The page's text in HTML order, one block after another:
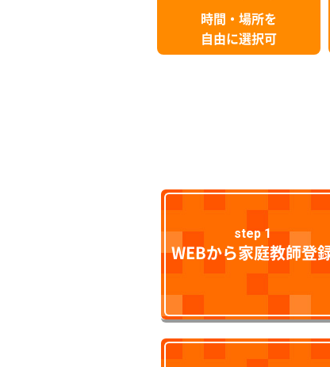
時間・場所を
自由に選択可
step 1
WEBから家庭教師登